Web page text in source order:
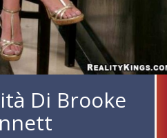
Di Brooke